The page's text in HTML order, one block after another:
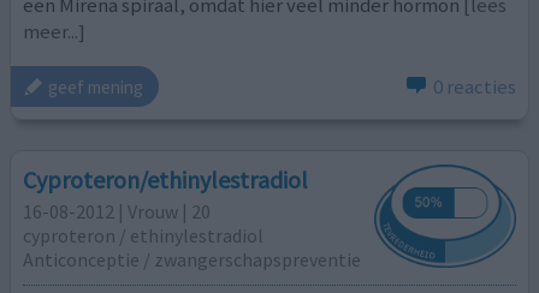
meer...]
geef mening 0 reacties
Cyproteron/ethinylestradiol
16-08-2012 | Vrouw | 20
cyproteron / ethinylestradiol
Anticonceptie / zwangerschapspreventie